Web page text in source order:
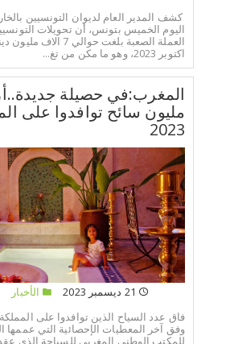
كشف المدير العام لديوان التونسيين
اليوم الخميس بتونس، أن تحويلات
العملة الصعبة بلغت
اكتوبر 2023، وهو ما مكن من تغ...
مليون سائح توافدوا على
2023
الأخبار
وفق آخر المعطيات الإحصائية التي عممها
للمكتب الوطني المغربي للسياحة الذي